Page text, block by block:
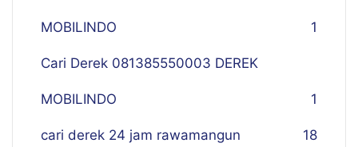
MOBILINDO 1
Cari Derek 081385550003 DEREK
MOBILINDO 1
cari derek 24 jam rawamangun 18